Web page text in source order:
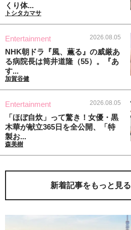
くり体...
トシタカマサ
Entertainment 2026.08.05
NHK朝ドラ『風、薫る』の威厳あ
る病院長は筒井道隆（55）。『あ
す...
加賀谷健
Entertainment 2026.08.05
「ほぼ自炊」って驚き！女優・黒
木華が献立365日を全公開、「特
製お...
森美樹
新着記事をもっと見る